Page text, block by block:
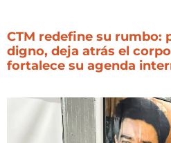
CTM redefine su rumbo:
digno, deja atrás el
fortalece su agenda